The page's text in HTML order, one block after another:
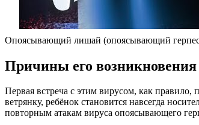
Опоясывающий лишай (опоясывающий герпес
Причины его возникновения
Первая встреча с этим вирусом, как правило,
ветрянку, ребёнок становится навсегда
повторным атакам вируса опоясывающего